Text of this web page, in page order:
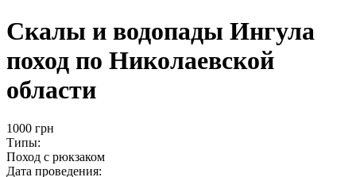
Скалы и водопады Ингула
поход по Николаевской
области
1000 грн
Типы:
Поход с рюкзаком
Дата проведения: